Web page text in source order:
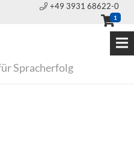
+49 3931 68622-0
1
Spracherfolg